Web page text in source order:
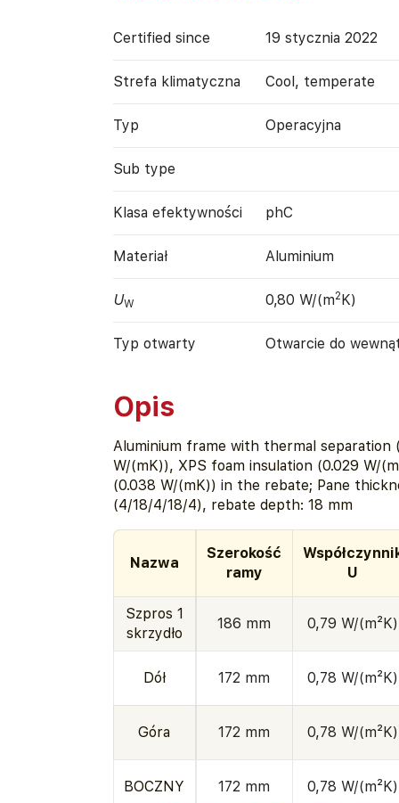
Certified since 19 stycznia 2022
Strefa klimatyczna Cool, temperate
Typ Operacyjna
Sub type
Klasa efektywności phC
Materiał Aluminium
UW 0,80 W/(m2 K)
Typ otwarty Otwarcie do
Opis
Aluminium frame with thermal separation
W/(mK)), XPS foam insulation (0.029 W/
(0.038 W/(mK)) in the rebate; Pane
(4/18/4/18/4), rebate depth: 18 mm
Nazwa
Szerokość
ramy
U
Szpros 1
skrzydło
186 mm 0,79 W/(m²K)
Dół 172 mm 0,78 W/(m²K)
Góra 172 mm 0,78 W/(m²K)
BOCZNY 172 mm 0,78 W/(m²K)